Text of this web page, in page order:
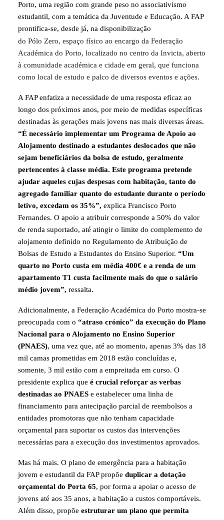
Porto, uma região com grande peso no associativismo
estudantil, com a temática da Juventude e Educação. A FAP
prontifica-se, desde já, na disponibilização
do Pólo Zero, espaço físico ao encargo da Federação
Académica do Porto, localizado no centro da Invicta, aberto
à comunidade académica e cidade em geral, que funciona
como local de estudo e palco de diversos eventos e ações.
A FAP enfatiza a necessidade de uma resposta eficaz ao
longo dos próximos anos, por meio de medidas específicas
destinadas às gerações mais jovens nas mais diversas áreas.
“É necessário implementar um Programa de Apoio ao
Alojamento destinado a estudantes deslocados que não
sejam beneficiários da bolsa de estudo, geralmente
pertencentes à classe média. Este programa pretende
ajudar aqueles cujas despesas com habitação, tanto do
agregado familiar quanto do estudante durante o período
letivo, excedam os 35%”, explica Francisco Porto
Fernandes. O apoio a atribuir corresponde a 50% do valor
de renda suportado, até atingir o limite do complemento de
alojamento definido no Regulamento de Atribuição de
Bolsas de Estudo a Estudantes do Ensino Superior. “Um
quarto no Porto custa em média 400€ e a renda de um
apartamento T1 custa facilmente mais do que o salário
médio jovem”, ressalta.
Adicionalmente, a Federação Académica do Porto mostra-se
preocupada com o “atraso crónico” da execução do Plano
Nacional para o Alojamento no Ensino Superior
(PNAES), uma vez que, até ao momento, apenas 3% das 18
mil camas prometidas em 2018 estão concluídas e,
somente, 3 mil estão com a empreitada em curso. O
presidente explica que é crucial reforçar as verbas
destinadas ao PNAES e estabelecer uma linha de
financiamento para antecipação parcial de reembolsos a
entidades promotoras que não tenham capacidade
orçamental para suportar os custos das intervenções
necessárias para a execução dos investimentos aprovados.
Mas há mais. O plano de emergência para a habitação
jovem e estudantil da FAP propõe duplicar a dotação
orçamental do Porta 65, por forma a apoiar o acesso de
jovens até aos 35 anos, a habitação a custos comportáveis.
Além disso, propõe estruturar um plano que permita